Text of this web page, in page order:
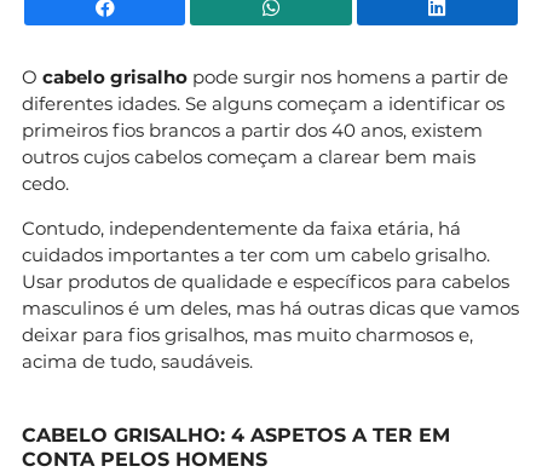
Facebook WhatsApp
O cabelo grisalho pode surgir nos homens a partir de
diferentes idades. Se alguns começam a identificar os
primeiros fios brancos a partir dos 40 anos, existem
outros cujos cabelos começam a clarear bem mais
cedo.
Contudo, independentemente da faixa etária, há
cuidados importantes a ter com um cabelo grisalho.
Usar produtos de qualidade e específicos para cabelos
masculinos é um deles, mas há outras dicas que vamos
deixar para fios grisalhos, mas muito charmosos e,
acima de tudo, saudáveis.
CABELO GRISALHO: 4 ASPETOS A TER EM
CONTA PELOS HOMENS